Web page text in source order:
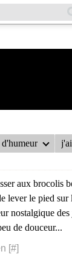
aux brocolis
lever le pied sur
nostalgique
de douceur...
[#]